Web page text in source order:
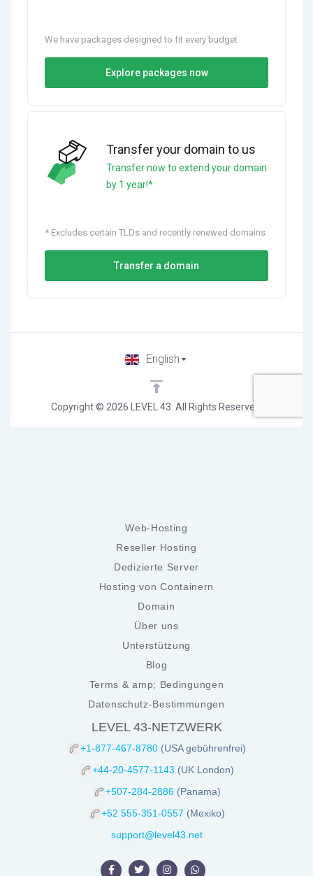
Web-Hosting
Reseller Hosting
Dedizierte Server
Hosting von Containern
Domain
Über uns
Unterstützung
Blog
Terms & amp; Bedingungen
Datenschutz-Bestimmungen
LEVEL 43-NETZWERK
+1-877-467-8780 (USA gebührenfrei)
+44-20-4577-1143 (UK London)
+507-284-2886 (Panama)
+52 555-351-0557 (Mexiko)
support@level43.net